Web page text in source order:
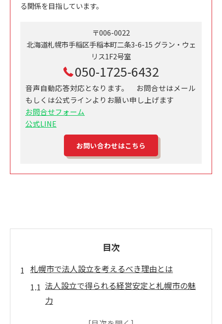
る関係を目指しています。
〒006-0022
北海道札幌市手稲区手稲本町二条3-6-15 グラン・ウェ
リス1F2号室
050-1725-6432
音声自動応答対応となります。 お問合せはメール
もしくは公式ラインよりお願い申し上げます
お問合せフォーム
公式LINE
お問い合わせはこちら
目次
札幌市で法人設立を考えるべき理由とは
法人設立で得られる経営安定と札幌市の魅
力
札幌市の創業支援が法人設立で活きる背景